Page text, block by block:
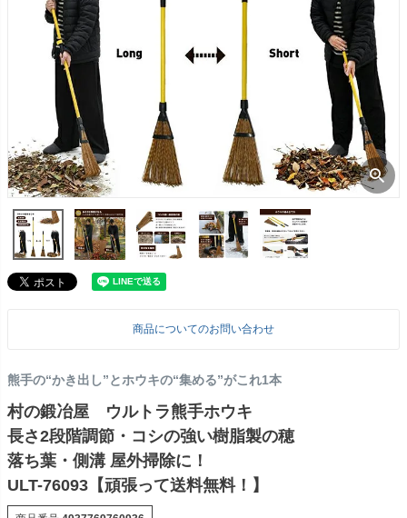
商品についてのお問い合わせ
熊手の“かき出し”とホウキの“集める”がこれ1本
村の鍛冶屋 ウルトラ熊手ホウキ
長さ2段階調節・コシの強い樹脂製の穂
落ち葉・側溝 屋外掃除に！
ULT-76093【頑張って送料無料！】